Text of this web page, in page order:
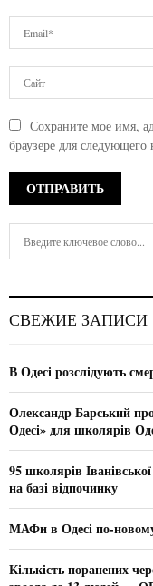
Сохраните мое имя,
браузере для следующего
h
o
СВЕЖИЕ ЗАПИСИ
В Одесі розслідують
Олександр Барський
Одесі» для школярів
95 школярів
на базі відпочинку
МАФи в Одесі по-
Кількість поранених